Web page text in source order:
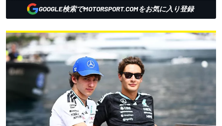
GOOGLE検索でMOTORSPORT.COMをお気に入り登録